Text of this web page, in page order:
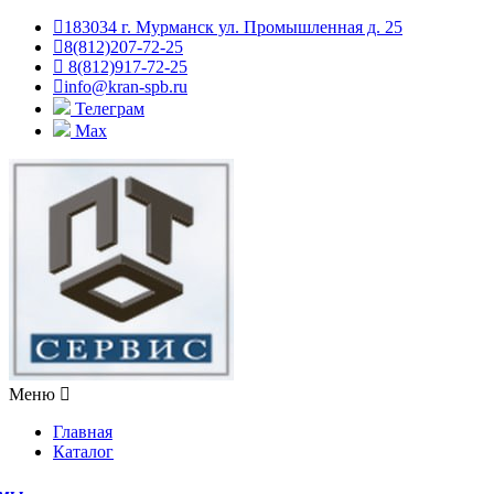
183034 г. Мурманск ул. Промышленная д. 25
8(812)207-72-25
8(812)917-72-25
info@kran-spb.ru
Телеграм
Max
Меню
Главная
Каталог